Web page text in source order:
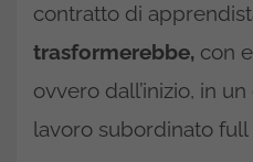
contratto di
trasformerebbe, con
ovvero dall’inizio, in
lavoro subordinato full